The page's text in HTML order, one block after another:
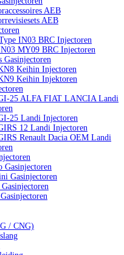
AEB
AEB
IN03 BRC Injectoren
MY09 BRC Injectoren
Gasinjectoren
Keihin Injectoren
Keihin Injektoren
25 ALFA FIAT LANCIA Landi
25 Landi Injectoren
12 Landi Injectoren
Renault Dacia OEM Landi
Gasinjectoren
Gasinjectoren
/ CNG)